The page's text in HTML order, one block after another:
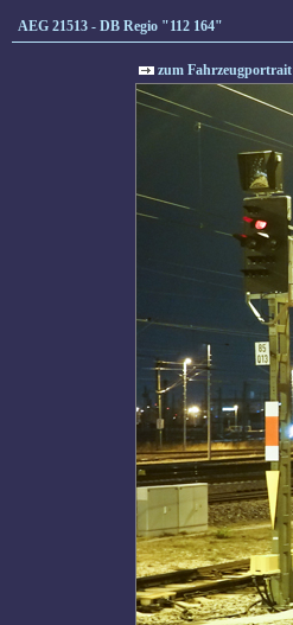
AEG 21513 - DB Regio "112 164"
zum Fahrzeugportrait